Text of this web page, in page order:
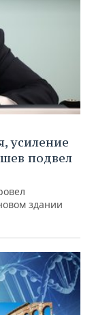
усиление
подвел
здании